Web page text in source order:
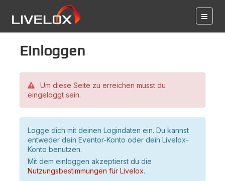
Einloggen
Um diese Seite zu erreichen musst du
eingeloggt sein.
Logge dich mit deinen Logindaten ein. Du kannst
entweder dein Eventor-Konto oder dein Livelox-
Konto benutzen.
Mit dem einloggen akzeptierst du die
Nutzungsbestimmungen für Livelox.